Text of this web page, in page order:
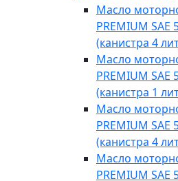
Масло
PREMIUM SAE
(канистра 4
Масло
PREMIUM SAE
(канистра 1
Масло
PREMIUM SAE
(канистра 4
Масло
PREMIUM SAE